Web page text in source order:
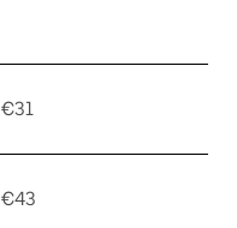
€31
€43